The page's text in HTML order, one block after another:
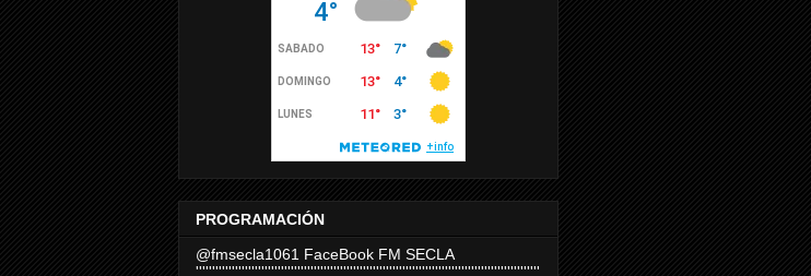
PROGRAMACIÓN
@fmsecla1061 FaceBook FM SECLA
'''''''''''''''''''''''''''''''''''''''''''''''''''''''''''''''''''''''''''''''''''''''''''''''''''''''''